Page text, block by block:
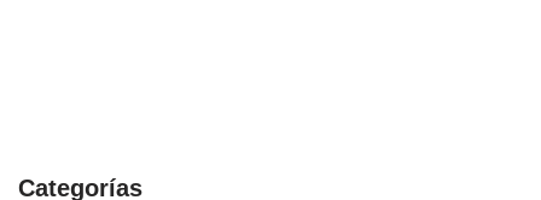
Categorías